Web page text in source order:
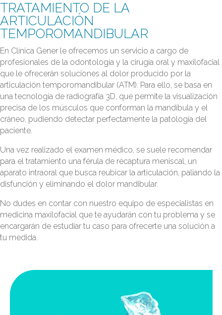
TRATAMIENTO DE LA
ARTICULACIÓN
TEMPOROMANDIBULAR
En Clínica Gener le ofrecemos un servicio a cargo de
profesionales de la odontología y la cirugía oral y maxilofacial
que le ofrecerán soluciones al dolor producido por la
articulación temporomandibular (ATM). Para ello, se basa en
una tecnología de radiografía 3D, que permite la visualización
precisa de los músculos que conforman la mandíbula y el
cráneo, pudiendo detectar perfectamente la patología del
paciente.
Una vez realizado el examen médico, se suele recomendar
para el tratamiento una férula de recaptura meniscal, un
aparato intraoral que busca reubicar la articulación, paliando la
disfunción y eliminando el dolor mandibular.
No dudes en contar con nuestro equipo de especialistas en
medicina maxilofacial que te ayudarán con tu problema y se
encargarán de estudiar tu caso para ofrecerte una solución a
tu medida.